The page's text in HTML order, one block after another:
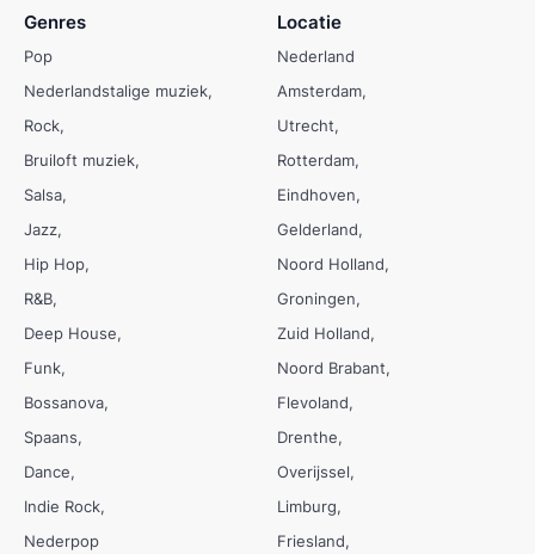
Genres
Pop
Nederlandstalige muziek
Rock
Bruiloft muziek
Salsa
Jazz
Hip Hop
R&B
Deep House
Funk
Bossanova
Spaans
Dance
Indie Rock
Nederpop
Locatie
Nederland
Amsterdam
Utrecht
Rotterdam
Eindhoven
Gelderland
Noord Holland
Groningen
Zuid Holland
Noord Brabant
Flevoland
Drenthe
Overijssel
Limburg
Friesland